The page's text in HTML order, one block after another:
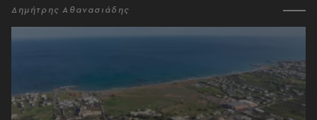
Δημήτρης Αθανασιάδης